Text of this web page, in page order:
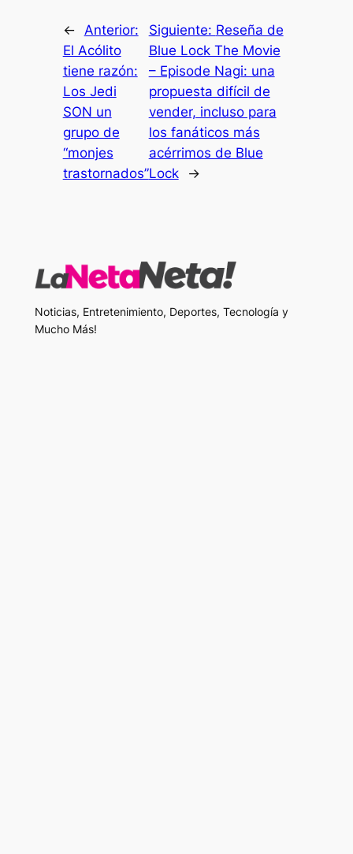
← Anterior:
El Acólito
tiene razón:
Los Jedi
SON un
grupo de
“monjes
trastornados”
Siguiente: Reseña de
Blue Lock The Movie
– Episode Nagi: una
propuesta difícil de
vender, incluso para
los fanáticos más
acérrimos de Blue
Lock
→
Noticias, Entretenimiento, Deportes, Tecnología y
Mucho Más!